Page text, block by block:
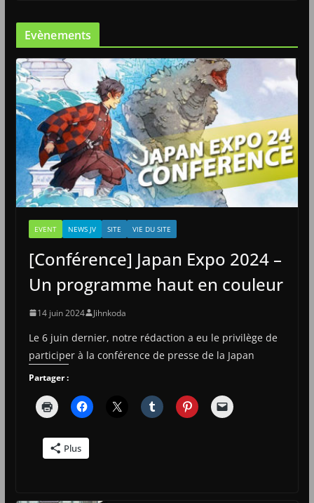
Evènements
EVENT NEWS JV SITE VIE DU SITE
[Conférence] Japan Expo 2024 –
Un programme haut en couleur
14 juin 2024 Jihnkoda
Le 6 juin dernier, notre rédaction a eu le privilège de
participer à la conférence de presse de la Japan
Partager :
Plus